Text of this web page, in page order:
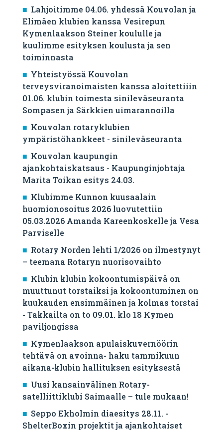
Lahjoitimme 04.06. yhdessä Kouvolan ja
Elimäen klubien kanssa Vesirepun
Kymenlaakson Steiner koululle ja
kuulimme esityksen koulusta ja sen
toiminnasta
Yhteistyössä Kouvolan
terveysviranoimaisten kanssa aloitettiiin
01.06. klubin toimesta sinileväseuranta
Sompasen ja Särkkien uimarannoilla
Kouvolan rotaryklubien
ympäristöhankkeet - sinileväseuranta
Kouvolan kaupungin
ajankohtaiskatsaus - Kaupunginjohtaja
Marita Toikan esitys 24.03.
Klubimme Kunnon kuusaalain
huomionosoitus 2026 luovutettiin
05.03.2026 Amanda Kareenkoskelle ja Vesa
Parviselle
​Rotary Norden lehti 1/2026 on ilmestynyt
– teemana Rotaryn nuorisovaihto
Klubin klubin kokoontumispäivä on
muuttunut torstaiksi ja kokoontuminen on
kuukauden ensimmäinen ja kolmas torstai
- Takkailta on to 09.01. klo 18 Kymen
paviljongissa
Kymenlaakson apulaiskuvernöörin
tehtävä on avoinna- haku tammikuun
aikana-klubin hallituksen esityksestä
Uusi kansainvälinen Rotary-
satelliittiklubi Saimaalle – tule mukaan!
Seppo Ekholmin diaesitys 28.11. -
ShelterBoxin projektit ja ajankohtaiset